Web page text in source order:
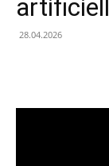
28.04.2026